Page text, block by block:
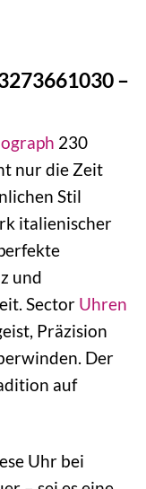
–
230
nur die Zeit
Stil
italienischer
und
Sector Uhren
Präzision
Der
auf
Uhr bei